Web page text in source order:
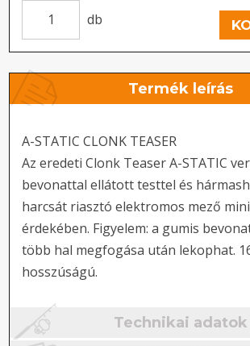
db
Termék leírás
A-STATIC CLONK TEASER
Az eredeti Clonk Teaser A-STATIC
bevonattal ellátott testtel és
harcsát riasztó elektromos mező
érdekében. Figyelem: a gumis
több hal megfogása után lekophat.
hosszúságú.
Technikai adatok